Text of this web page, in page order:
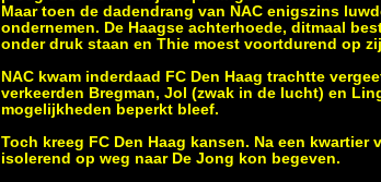
Maar toen de dadendrang van NAC enigszins
ondernemen. De Haagse achterhoede, ditmaal
onder druk staan en Thie moest voortdurend op
NAC kwam inderdaad FC Den Haag trachtte
verkeerden Bregman, Jol (zwak in de lucht) en
mogelijkheden beperkt bleef.
Toch kreeg FC Den Haag kansen. Na een
isolerend op weg naar De Jong kon begeven.